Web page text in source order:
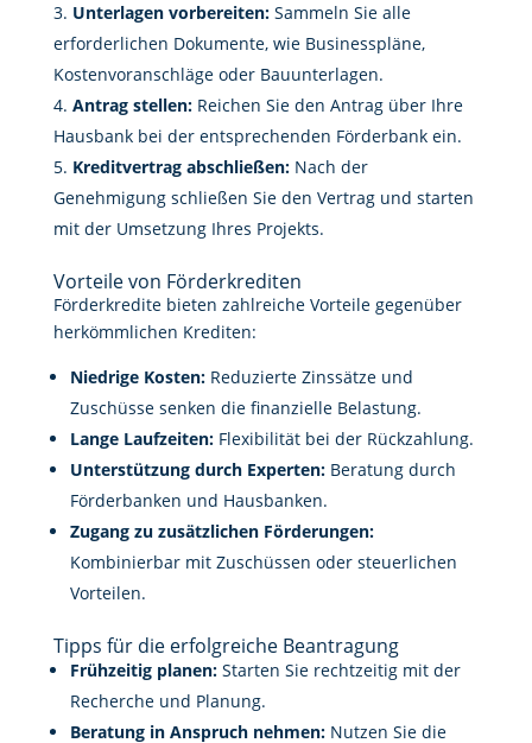
Unterlagen vorbereiten:Sammeln Sie alle
erforderlichen Dokumente, wie Businesspläne,
Kostenvoranschläge oder Bauunterlagen.
Antrag stellen:Reichen Sie den Antrag über Ihre
Hausbank bei der entsprechenden Förderbank ein.
Kreditvertrag abschließen:Nach der
Genehmigung schließen Sie den Vertrag und starten
mit der Umsetzung Ihres Projekts.
Vorteile von Förderkrediten
Förderkredite bieten zahlreiche Vorteile gegenüber
herkömmlichen Krediten:
Niedrige Kosten:Reduzierte Zinssätze und
Zuschüsse senken die finanzielle Belastung.
Lange Laufzeiten:Flexibilität bei der Rückzahlung.
Unterstützung durch Experten:Beratung durch
Förderbanken und Hausbanken.
Zugang zu zusätzlichen Förderungen:
Kombinierbar mit Zuschüssen oder steuerlichen
Vorteilen.
Tipps für die erfolgreiche Beantragung
Frühzeitig planen:Starten Sie rechtzeitig mit der
Recherche und Planung.
Beratung in Anspruch nehmen:Nutzen Sie die